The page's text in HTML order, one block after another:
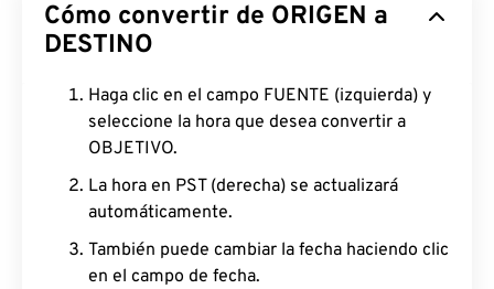
Cómo convertir de ORIGEN a
DESTINO
Haga clic en el campo FUENTE (izquierda) y
seleccione la hora que desea convertir a
OBJETIVO.
La hora en PST (derecha) se actualizará
automáticamente.
También puede cambiar la fecha haciendo clic
en el campo de fecha.